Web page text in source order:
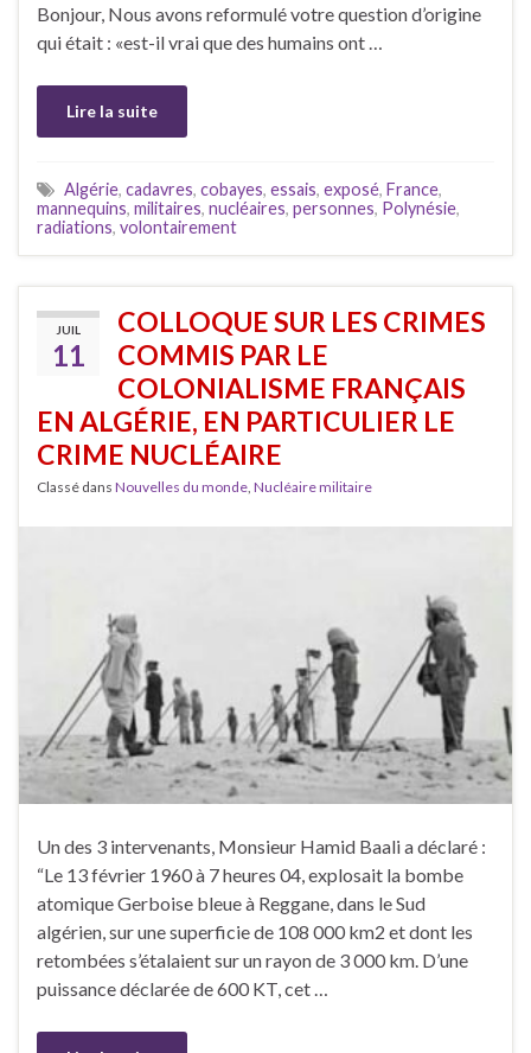
Bonjour, Nous avons reformulé votre question d’origine
qui était : «est-il vrai que des humains ont …
Lire la suite
Algérie, cadavres, cobayes, essais, exposé, France,
mannequins, militaires, nucléaires, personnes, Polynésie,
radiations, volontairement
JUIL
11
COLLOQUE SUR LES CRIMES
COMMIS PAR LE
COLONIALISME FRANÇAIS
EN ALGÉRIE, EN PARTICULIER LE
CRIME NUCLÉAIRE
Classé dans Nouvelles du monde Nucléaire militaire
Un des 3 intervenants, Monsieur Hamid Baali a déclaré :
“Le 13 février 1960 à 7 heures 04, explosait la bombe
atomique Gerboise bleue à Reggane, dans le Sud
algérien, sur une superficie de 108 000 km2 et dont les
retombées s’étalaient sur un rayon de 3 000 km. D’une
puissance déclarée de 600 KT, cet …